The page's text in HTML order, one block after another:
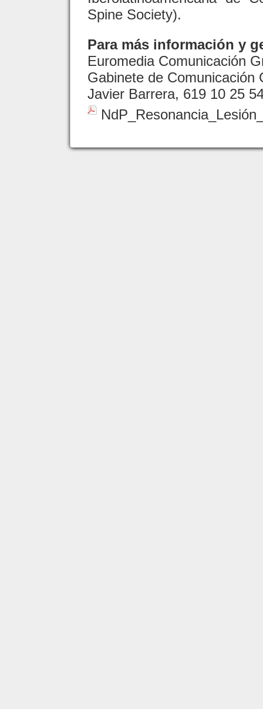
Spine Society).
Para más información y
Euromedia Comunicación
Gabinete de Comunicación
Javier Barrera, 619 10 25